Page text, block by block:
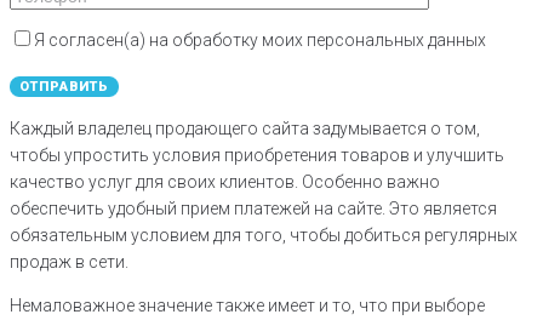
Я согласен(а) на обработку моих персональных данных
Каждый владелец продающего сайта задумывается о том,
чтобы упростить условия приобретения товаров и улучшить
качество услуг для своих клиентов. Особенно важно
обеспечить удобный прием платежей на сайте. Это является
обязательным условием для того, чтобы добиться регулярных
продаж в сети.
Немаловажное значение также имеет и то, что при выборе